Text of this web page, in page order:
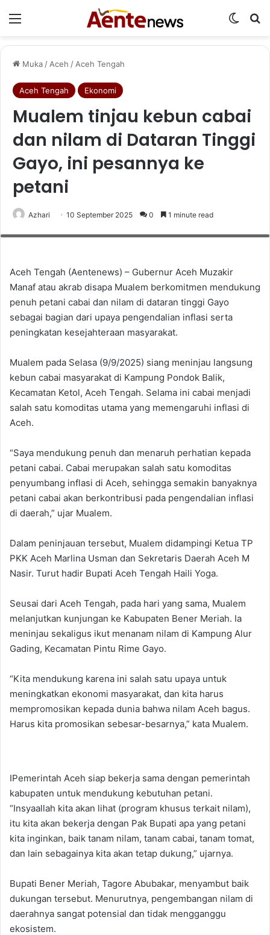
Menu
Muka / Aceh / Aceh Tengah
Aceh Tengah Ekonomi
Mualem tinjau kebun cabai
dan nilam di Dataran Tinggi
Gayo, ini pesannya ke
petani
Azhari 10 September 2025 0 1 minute read
Nasir meninjau areal Lahan Penanaman Nilam Di Arol Gading Pintu Rima
Aceh Tengah (Aentenews) – Gubernur Aceh Muzakir
Manaf atau akrab disapa Mualem berkomitmen mendukung
penuh petani cabai dan nilam di dataran tinggi Gayo
sebagai bagian dari upaya pengendalian inflasi serta
peningkatan kesejahteraan masyarakat.
Mualem pada Selasa (9/9/2025) siang meninjau langsung
kebun cabai masyarakat di Kampung Pondok Balik,
Kecamatan Ketol, Aceh Tengah. Selama ini cabai menjadi
salah satu komoditas utama yang memengaruhi inflasi di
Aceh.
“Saya mendukung penuh dan menaruh perhatian kepada
petani cabai. Cabai merupakan salah satu komoditas
penyumbang inflasi di Aceh, sehingga semakin banyaknya
petani cabai akan berkontribusi pada pengendalian inflasi
di daerah,” ujar Mualem.
Dalam peninjauan tersebut, Mualem didampingi Ketua TP
PKK Aceh Marlina Usman dan Sekretaris Daerah Aceh M
Nasir. Turut hadir Bupati Aceh Tengah Haili Yoga.
Seusai dari Aceh Tengah, pada hari yang sama, Mualem
melanjutkan kunjungan ke Kabupaten Bener Meriah. Ia
meninjau sekaligus ikut menanam nilam di Kampung Alur
Gading, Kecamatan Pintu Rime Gayo.
“Kita mendukung karena ini salah satu upaya untuk
meningkatkan ekonomi masyarakat, dan kita harus
mempromosikan kepada dunia bahwa nilam Aceh bagus.
Harus kita promosikan sebesar-besarnya,” kata Mualem.
IPemerintah Aceh siap bekerja sama dengan pemerintah
kabupaten untuk mendukung kebutuhan petani.
“Insyaallah kita akan lihat (program khusus terkait nilam),
itu kita akan bekerja dengan Pak Bupati apa yang petani
kita inginkan, baik tanam nilam, tanam cabai, tanam tomat,
dan lain sebagainya kita akan tetap dukung,” ujarnya.
Bupati Bener Meriah, Tagore Abubakar, menyambut baik
dukungan tersebut. Menurutnya, pengembangan nilam di
daerahnya sangat potensial dan tidak mengganggu
ekosistem.